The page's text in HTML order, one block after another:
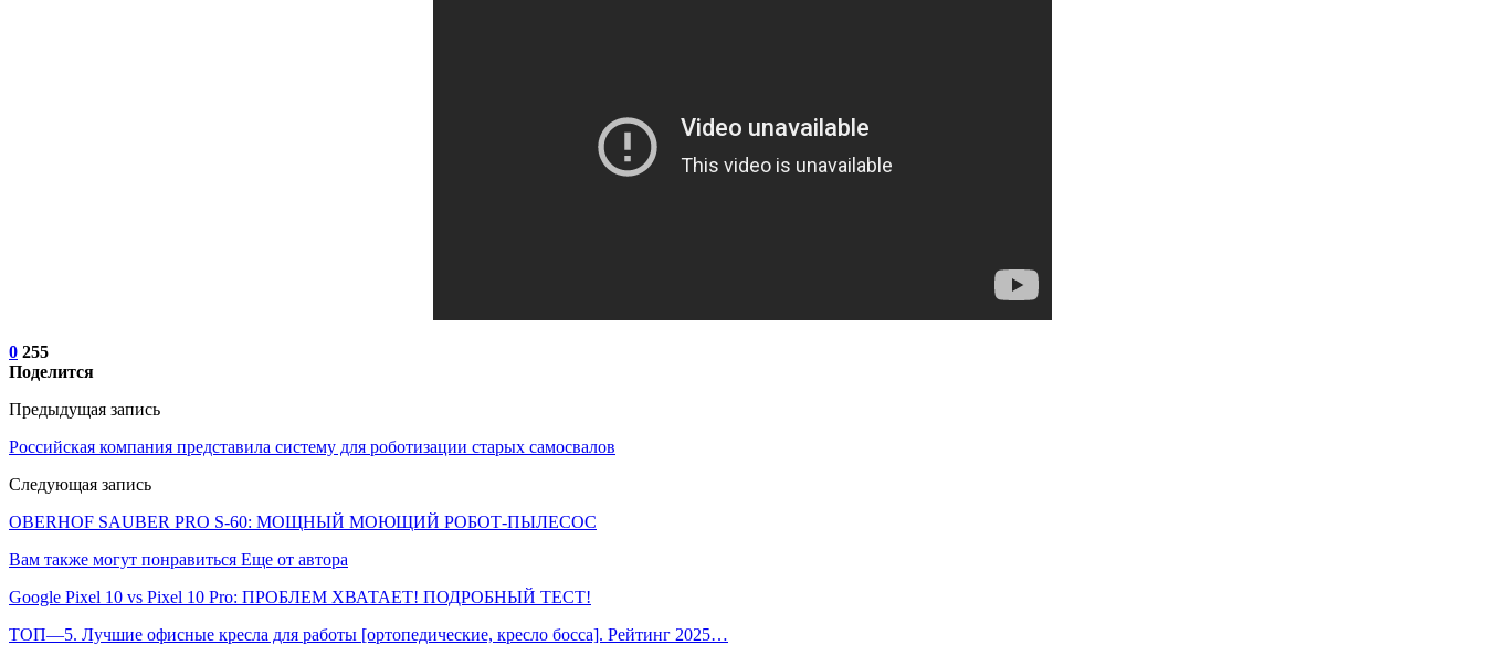
0 255
Поделится
Предыдущая запись
Российская компания представила систему для роботизации старых самосвалов
Следующая запись
OBERHOF SAUBER PRO S-60: МОЩНЫЙ МОЮЩИЙ РОБОТ-ПЫЛЕСОС
Вам также могут понравиться Еще от автора
Google Pixel 10 vs Pixel 10 Pro: ПРОБЛЕМ ХВАТАЕТ! ПОДРОБНЫЙ ТЕСТ!
ТОП—5. Лучшие офисные кресла для работы [ортопедические, кресло босса]. Рейтинг 2025…